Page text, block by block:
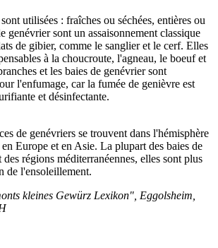
utilisées : fraîches ou séchées, entières ou
genévrier sont un assaisonnement classique
de gibier, comme le sanglier et le cerf. Elles
à la choucroute, l'agneau, le boeuf et
et les baies de genévrier sont
l'enfumage, car la fumée de genièvre est
et désinfectante.
de genévriers se trouvent dans l'hémisphère
Europe et en Asie. La plupart des baies de
régions méditerranéennes, elles sont plus
de l'ensoleillement.
kleines Gewürz Lexikon", Eggolsheim,